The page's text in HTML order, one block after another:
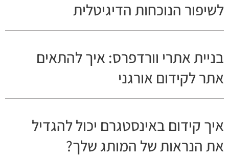
לשיפור הנוכחות הדיגיטלית
בניית אתרי וורדפרס: איך להתאים
אתר לקידום אורגני
איך קידום באינסטגרם יכול להגדיל
את הנראות של המותג שלך?